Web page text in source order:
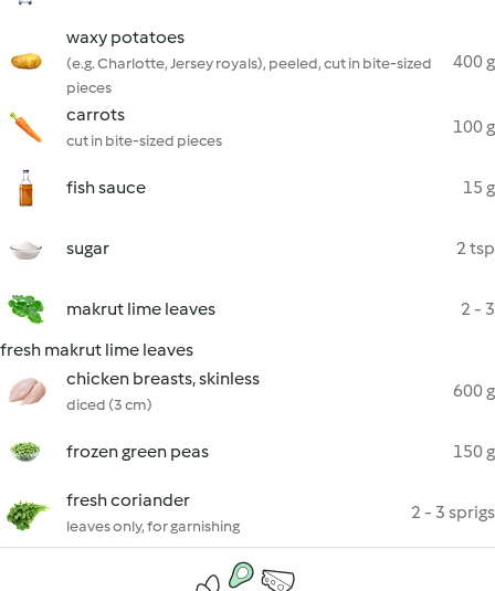
waxy potatoes
(e.g. Charlotte, Jersey royals), peeled, cut in bite-sized
pieces
400 g
carrots
cut in bite-sized pieces
100 g
fish sauce 15 g
sugar 2 tsp
makrut lime leaves
2 - 3
fresh makrut lime leaves
chicken breasts, skinless
diced (3 cm)
600 g
frozen green peas 150 g
fresh coriander
leaves only, for garnishing
2 - 3 sprigs